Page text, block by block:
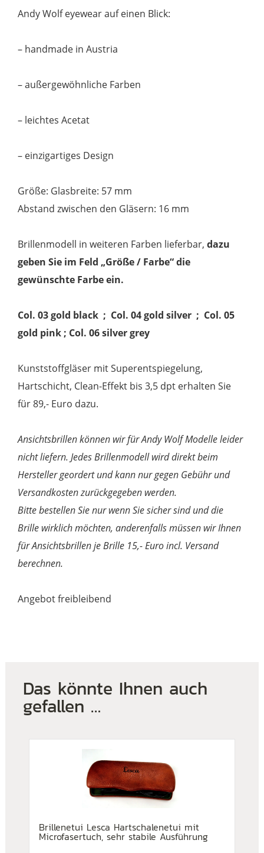
Andy Wolf eyewear auf einen Blick:
– handmade in Austria
– außergewöhnliche Farben
– leichtes Acetat
– einzigartiges Design
Größe: Glasbreite: 57 mm
Abstand zwischen den Gläsern: 16 mm
Brillenmodell in weiteren Farben lieferbar,dazu
geben Sie im Feld „Größe / Farbe“ die
gewünschte Farbe ein.
Col. 03 gold black ; Col. 04 gold silver ; Col. 05
gold pink ; Col. 06 silver grey
Kunststoffgläser mit Superentspiegelung,
Hartschicht, Clean-Effekt bis 3,5 dpt erhalten Sie
für 89,- Euro dazu.
Ansichtsbrillen können wir für Andy Wolf Modelle leider
nicht liefern. Jedes Brillenmodell wird direkt beim
Hersteller geordert und kann nur gegen Gebühr und
Versandkosten zurückgegeben werden.
Bitte bestellen Sie nur wenn Sie sicher sind und die
Brille wirklich möchten, anderenfalls müssen wir Ihnen
für Ansichtsbrillen je Brille 15,- Euro incl. Versand
berechnen.
Angebot freibleibend
Das könnte Ihnen auch
gefallen …
Brillenetui Lesca Hartschalenetui mit
Microfasertuch, sehr stabile Ausführung